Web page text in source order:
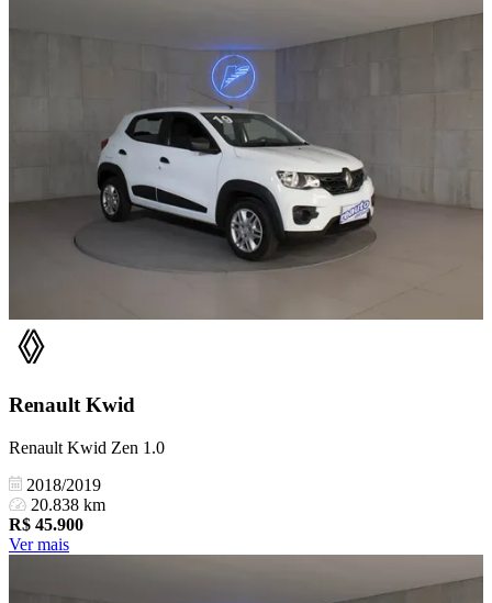
RenaultKwid
Renault Kwid Zen 1.0
2018/2019
20.838 km
R$ 45.900
Ver mais